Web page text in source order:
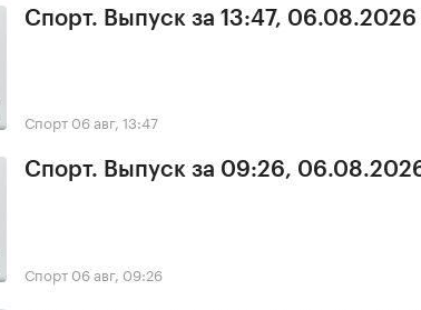
Спорт. Выпуск за 13:47, 06.08.2026
Спорт 06 авг, 13:47
Спорт. Выпуск за 09:26,
Спорт 06 авг, 09:26